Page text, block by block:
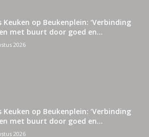
Keuken op Beukenplein: ‘Verbinding
met buurt door goed en...
2026
Keuken op Beukenplein: ‘Verbinding
met buurt door goed en...
2026